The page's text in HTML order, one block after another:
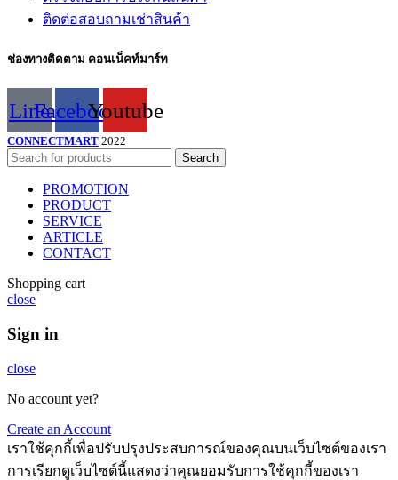
ติดต่อสอบถามเช่าสินค้า
ช่องทางติดตาม คอนเน็คท์มาร์ท
LineFacebookYoutube
CONNECTMART 2022
Search
PROMOTION
PRODUCT
SERVICE
ARTICLE
CONTACT
Shopping cart
close
Sign in
close
No account yet?
Create an Account
เราใช้คุกกี้เพื่อปรับปรุงประสบการณ์ของคุณบนเว็บไซต์ของเรา
การเรียกดูเว็บไซต์นี้แสดงว่าคุณยอมรับการใช้คุกกี้ของเรา